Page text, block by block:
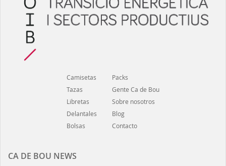
Camisetas
Tazas
Libretas
Delantales
Bolsas
Packs
Gente Ca de Bou
Sobre nosotros
Blog
Contacto
CA DE BOU NEWS